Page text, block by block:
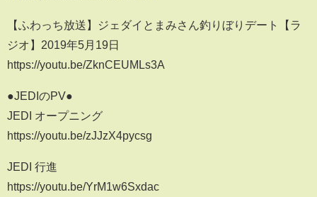
【ふわっち放送】ジェダイとまみさん釣りぼりデート【ラ
ジオ】2019年5月19日
https://youtu.be/ZknCEUMLs3A
●JEDIのPV●
JEDI オープニング
https://youtu.be/zJJzX4pycsg
JEDI 行進
https://youtu.be/YrM1w6Sxdac